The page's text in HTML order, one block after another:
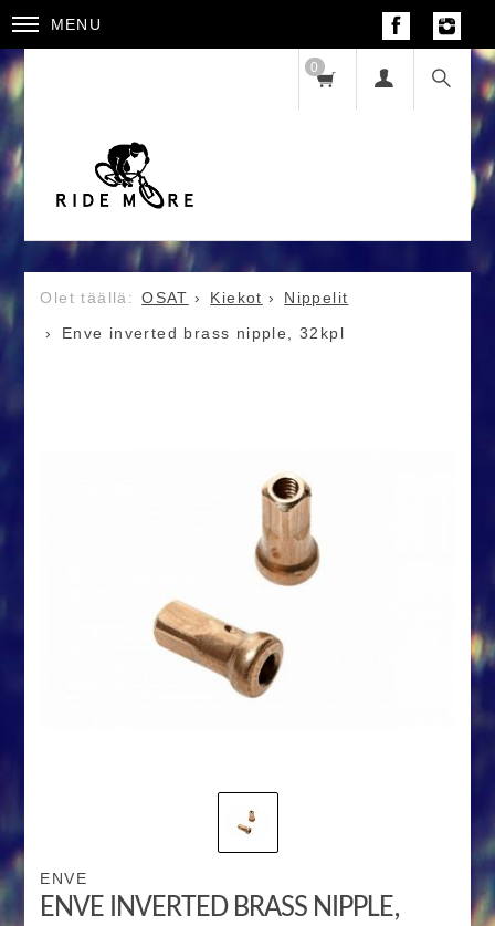
MENU
0
OSAT Kiekot
Nippelit
Enve inverted brass nipple, 32kpl
ENVE
ENVE INVERTED BRASS NIPPLE,